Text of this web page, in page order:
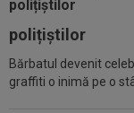
polițiștilor
Bărbatul devenit
graffiti o inimă pe o
19:14
Ce se
anunțul
20:02 VIDEO
Scorul final a fost